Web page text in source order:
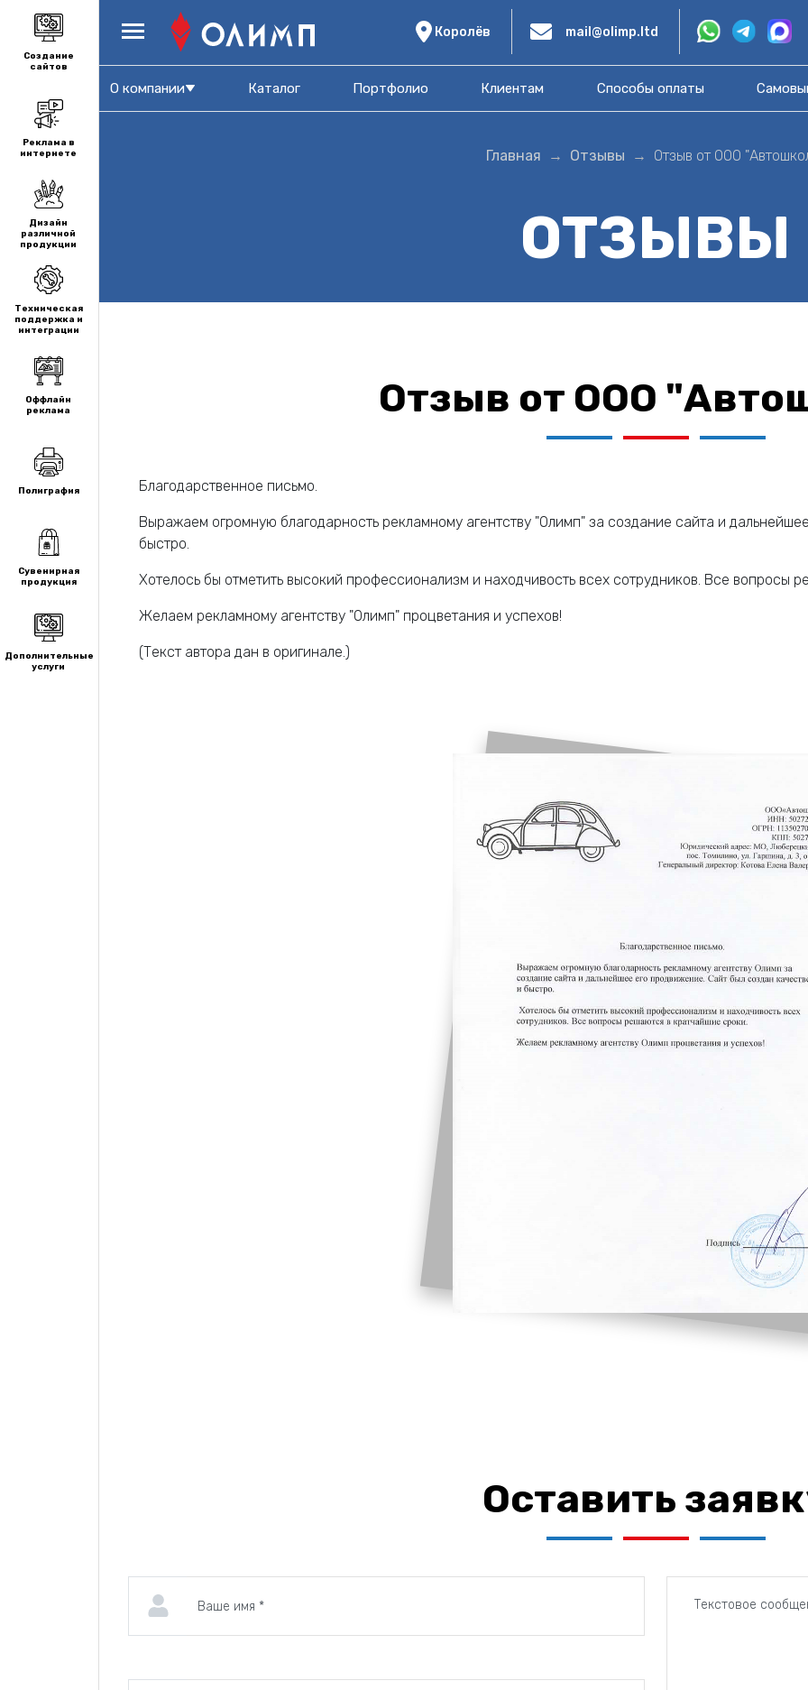
Королёв mail@olimp.ltd
О компании Каталог Портфолио Клиентам Способы оплаты
Главная Отзывы Отзыв от ООО
ОТЗЫВЫ
Отзыв от ООО
Благодарственное письмо.
Выражаем огромную благодарность рекламному агентству "Олимп" за создание сайта и
быстро.
Хотелось бы отметить высокий профессионализм и находчивость всех сотрудников. Все вопросы
Желаем рекламному агентству "Олимп" процветания и успехов!
(Текст автора дан в оригинале.)
Оставить
Создание
сайтов
Реклама в
интернете
Дизайн
различной
продукции
Техническая
поддержка и
интеграции
Оффлайн
реклама
Полиграфия
Сувенирная
продукция
Дополнительные
услуги